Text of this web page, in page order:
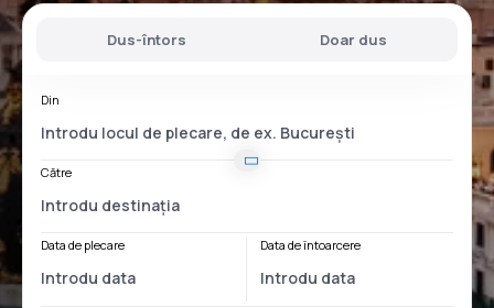
Dus-întors Doar dus
Din
Către
Data de plecare Data de întoarcere